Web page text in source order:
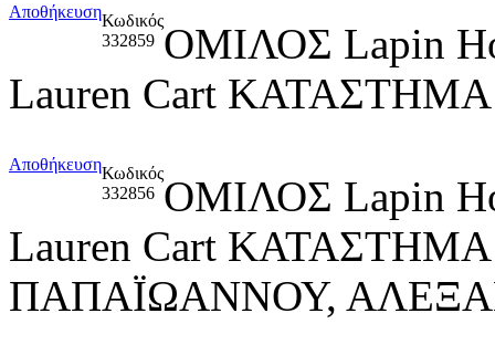
ΑποθήκευσηΚωδικός
332859 ΟΜΙΛΟΣ Lapin
Lauren Cart
ΑποθήκευσηΚωδικός
332856 ΟΜΙΛΟΣ Lapin
Lauren Cart
ΠΑΠΑΪΩΑΝΝΟΥ,